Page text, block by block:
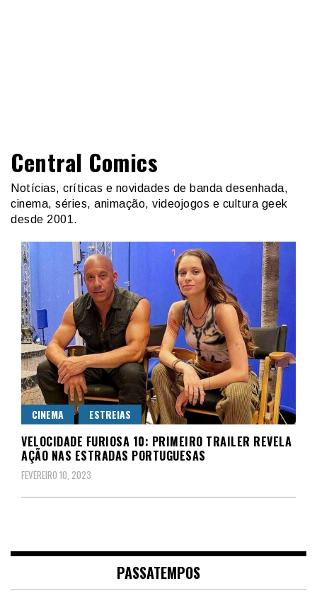
Central Comics
Notícias, críticas e novidades de banda desenhada,
cinema, séries, animação, videojogos e cultura geek
desde 2001.
CINEMA ESTREIAS
VELOCIDADE FURIOSA 10: PRIMEIRO TRAILER REVELA
AÇÃO NAS ESTRADAS PORTUGUESAS
FEVEREIRO 10, 2023
PASSATEMPOS